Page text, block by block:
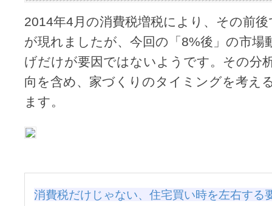
2014年4月の消費税増税により、その前
が現れましたが、今回の「8%後」の市場
げだけが要因ではないようです。その分
向を含め、家づくりのタイミングを考え
ます。
消費税だけじゃない、住宅買い時を左右する